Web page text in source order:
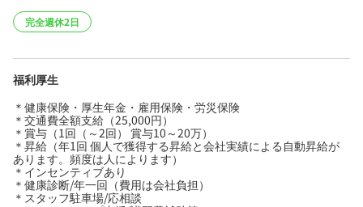
完全週休2日
福利厚生
＊健康保険・厚生年金・雇用保険・労災保険
＊交通費全額支給（25,000円）
＊賞与（1回（～2回） 賞与10～20万）
＊昇給（年1回 個人で獲得する昇給と会社実績による自動昇給が
あります。頻度は人によります）
＊インセンティブあり
＊健康診断/年一回（費用は会社負担）
＊スタッフ駐車場/応相談